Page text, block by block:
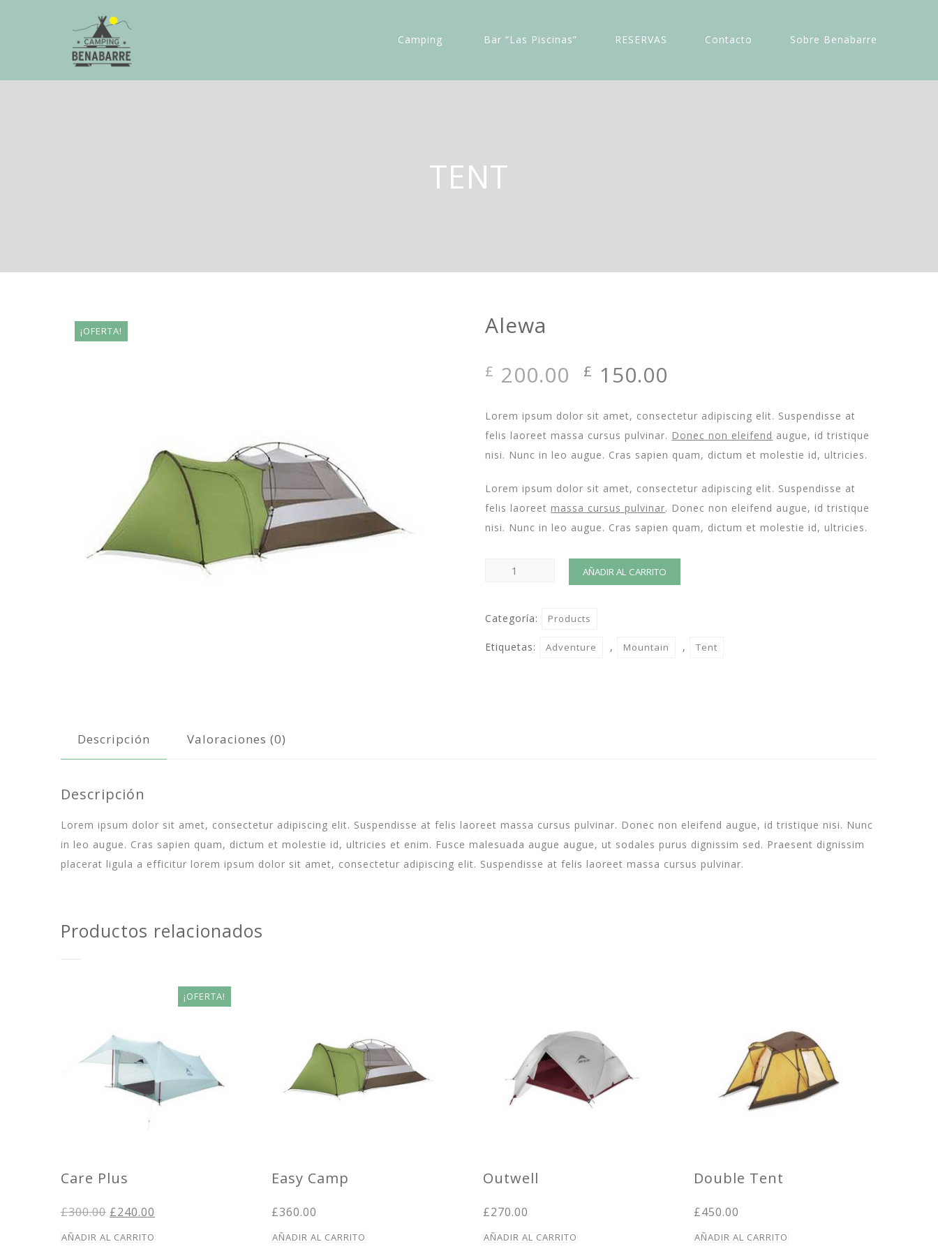
Camping Bar “Las Piscinas” RESERVAS Contacto Sobre Benabarre
TENT
¡OFERTA! Alewa
£ 200.00 El
original
era:
£200.00.
£ 150.00
actual
es:
£150.00.
Lorem ipsum dolor sit amet, consectetur adipiscing elit. Suspendisse at
felis laoreet massa cursus pulvinar. Donec non eleifend augue, id tristique
nisi. Nunc in leo augue. Cras sapien quam, dictum et molestie id, ultricies.
Lorem ipsum dolor sit amet, consectetur adipiscing elit. Suspendisse at
felis laoreet massa cursus pulvinar. Donec non eleifend augue, id tristique
nisi. Nunc in leo augue. Cras sapien quam, dictum et molestie id, ultricies.
Alewa
AÑADIR AL CARRITO
Categoría: Products
Etiquetas: Adventure , Mountain , Tent
Descripción Valoraciones (0)
Descripción
Lorem ipsum dolor sit amet, consectetur adipiscing elit. Suspendisse at felis laoreet massa cursus pulvinar. Donec non eleifend augue, id tristique nisi. Nunc
in leo augue. Cras sapien quam, dictum et molestie id, ultricies et enim. Fusce malesuada augue augue, ut sodales purus dignissim sed. Praesent dignissim
placerat ligula a efficitur lorem ipsum dolor sit amet, consectetur adipiscing elit. Suspendisse at felis laoreet massa cursus pulvinar.
Productos relacionados
¡OFERTA!
Care Plus
£300.00 El
precio
original
era:
£240.00
precio
AÑADIR AL CARRITO
Easy Camp
£360.00
AÑADIR AL CARRITO
Outwell
£270.00
AÑADIR AL CARRITO
Double Tent
£450.00
AÑADIR AL CARRITO